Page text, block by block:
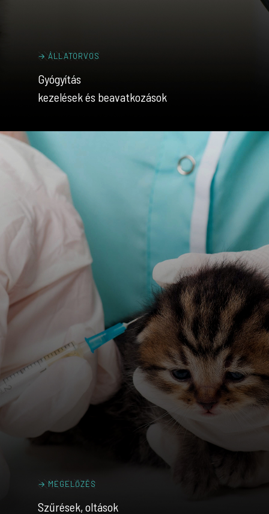
→ ÁLLATORVOS
Gyógyítás
kezelések és beavatkozások
→ MEGELŐZÉS
Szűrések, oltások